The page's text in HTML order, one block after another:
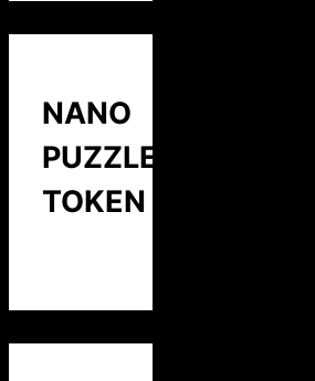
NANO
PUZZLE
TOKEN